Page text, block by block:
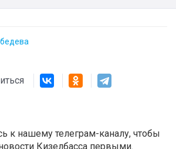
к нашему телеграм-каналу, чтобы
Кизелбасса первыми.